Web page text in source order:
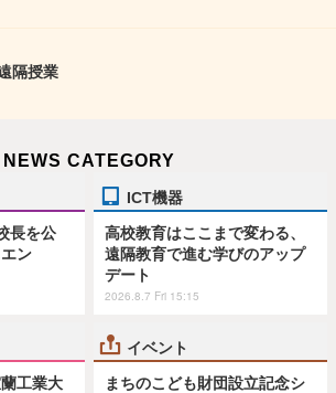
隔授業
NEWS CATEGORY
長を公
ン
ICT機器
高校教育はここまで変わる、
遠隔教育で進む学びのアップ
デート
2026.8.7 Fri 15:15
工業大
イベント
まちのこども財団設立記念シ